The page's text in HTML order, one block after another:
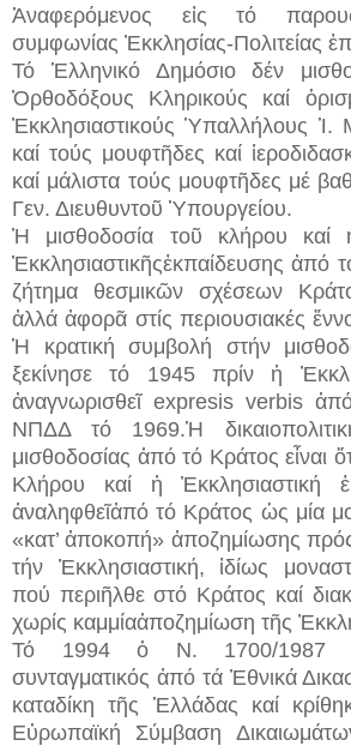
Ἀναφερόμενος εἰς τό
συμφωνίας Ἐκκλησίας-Πολιτείας
Τό Ἑλληνικό Δημόσιο δέν
Ὀρθοδόξους Κληρικούς καί
Ἐκκλησιαστικούς Ὑπαλλήλους Ἱ.
καί τούς μουφτῆδες καί
καί μάλιστα τούς μουφτῆδες μέ
Γεν. Διευθυντοῦ Ὑπουργείου.
Ἡ μισθοδοσία τοῦ κλήρου καί
Ἐκκλησιαστικῆςἐκπαίδευσης ἀπό
ζήτημα θεσμικῶν σχέσεων
ἀλλά ἀφορᾶ στίς περιουσιακές
Ἡ κρατική συμβολή στήν
ξεκίνησε τό 1945 πρίν ἡ
ἀναγνωρισθεῖ expresis verbis
ΝΠΔΔ τό 1969.Ἡ
μισθοδοσίας ἀπό τό Κράτος εἶναι
Κλήρου καί ἡ Ἐκκλησιαστική
ἀναληφθεῖἀπό τό Κράτος ὡς μία
«κατ’ ἀποκοπή» ἀποζημίωσης
τήν Ἐκκλησιαστική, ἰδίως
πού περιῆλθε στό Κράτος καί
χωρίς καμμίαἀποζημίωση τῆς
Τό 1994 ὁ Ν. 1700/1987
συνταγματικός ἀπό τά Ἐθνικά
καταδίκη τῆς Ἑλλάδας καί
Εὐρωπαϊκή Σύμβαση